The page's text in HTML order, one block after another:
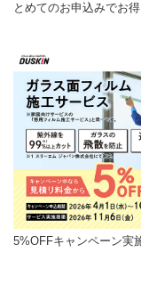
とめてのお申込みでお得
5%OFFキャンペーン実